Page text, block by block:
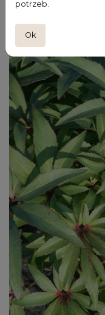
potrzeb.
Ok